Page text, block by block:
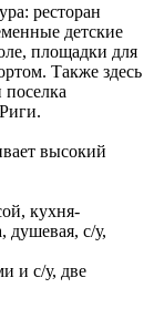
ресторан
детские
площадки для
Также здесь
высокий
кухня-
душевая, с/у,
и с/у, две